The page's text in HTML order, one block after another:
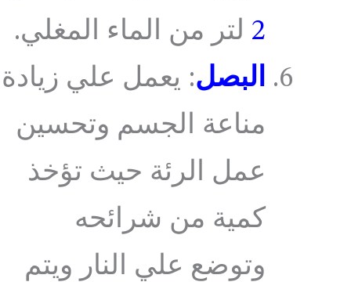
2 لتر من الماء المغلي.
البصل: يعمل علي زيادة
مناعة الجسم وتحسين
عمل الرئة حيث تؤخذ
كمية من شرائحه
وتوضع علي النار ويتم